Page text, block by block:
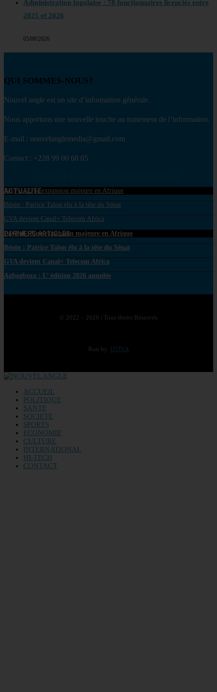
Administration togolaise : 78 fonctionnaires licenciés entre
2025 et 2026
05/08/2026
QUI SOMMES-NOUS?
Nouvel angle est un site d’information générale.
Nous apportons une nouvelle touche au traitement de l’information.
E-mail : nouvelanglemedia@gmail.com
Contact : +228 99 00 68 05
ACTUALITE
PayPal : Une expansion majeure en Afrique
Bénin : Patrice Talon élu à la tête du Sénat
GVA devient Canal+ Telecom Africa
DERNIERS ARTICLES
PayPal : Une expansion majeure en Afrique
Bénin : Patrice Talon élu à la tête du Sénat
GVA devient Canal+ Telecom Africa
Agbogboza : L’ édition 2026 annulée
© 2022 – 2026 | Tous droits Réservés
Run by OTIYA
ACCUEIL
POLITIQUE
SANTE
SOCIETE
SPORTS
ECONOMIE
CULTURE
INTERNATIONAL
HI-TECH
CONTACT